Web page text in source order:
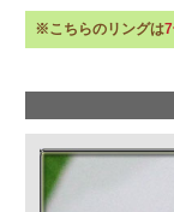
※こちらのリングは